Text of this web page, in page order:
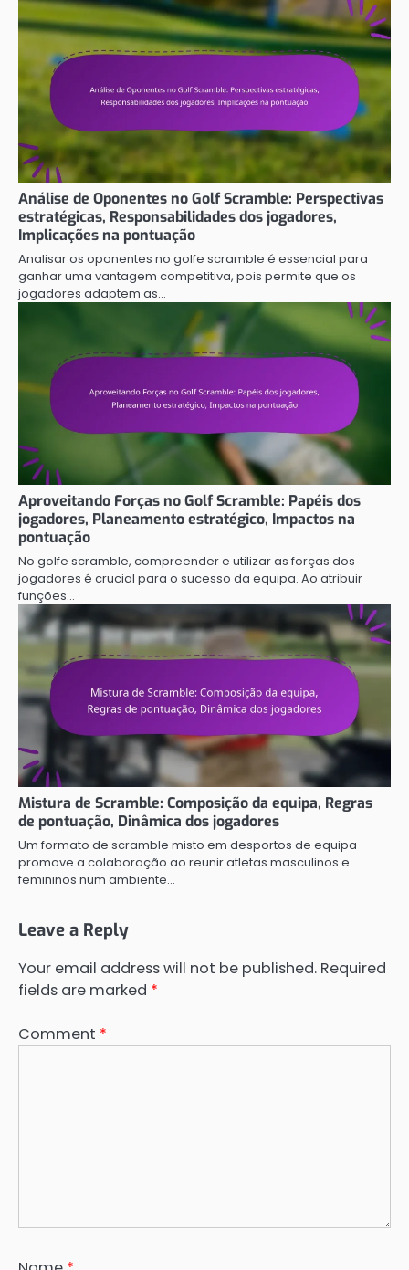
Análise de Oponentes no Golf Scramble: Perspectivas
estratégicas, Responsabilidades dos jogadores,
Implicações na pontuação
Analisar os oponentes no golfe scramble é essencial para
ganhar uma vantagem competitiva, pois permite que os
jogadores adaptem as…
Aproveitando Forças no Golf Scramble: Papéis dos
jogadores, Planeamento estratégico, Impactos na
pontuação
No golfe scramble, compreender e utilizar as forças dos
jogadores é crucial para o sucesso da equipa. Ao atribuir
funções…
Mistura de Scramble: Composição da equipa, Regras
de pontuação, Dinâmica dos jogadores
Um formato de scramble misto em desportos de equipa
promove a colaboração ao reunir atletas masculinos e
femininos num ambiente…
Leave a Reply
Your email address will not be published. Required
fields are marked *
Comment *